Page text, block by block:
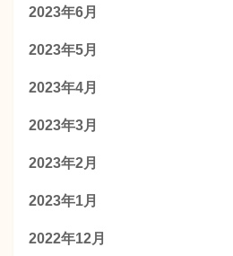
2023年6月
2023年5月
2023年4月
2023年3月
2023年2月
2023年1月
2022年12月